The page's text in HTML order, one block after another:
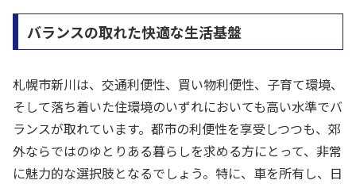
バランスの取れた快適な生活基盤
札幌市新川は、交通利便性、買い物利便性、子育て環境、
そして落ち着いた住環境のいずれにおいても高い水準でバ
ランスが取れています。都市の利便性を享受しつつも、郊
外ならではのゆとりある暮らしを求める方にとって、非常
に魅力的な選択肢となるでしょう。特に、車を所有し、日